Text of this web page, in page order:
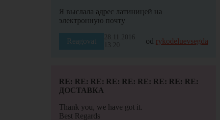
Я выслала адрес латиницей на
электронную почту
Reagovat
28.11.2016
13:20
od rykodeluevsegda
RE: RE: RE: RE: RE: RE: RE: RE: RE:
ДОСТАВКА
Thank you, we have got it.
Best Regards